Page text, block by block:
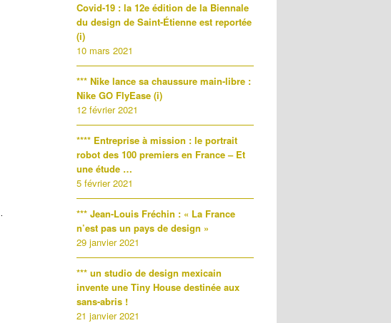
Covid-19 : la 12e édition de la Biennale
du design de Saint-Étienne est reportée
(i)
10 mars 2021
*** Nike lance sa chaussure main-libre :
Nike GO FlyEase (i)
12 février 2021
**** Entreprise à mission : le portrait
robot des 100 premiers en France – Et
une étude …
5 février 2021
*** Jean-Louis Fréchin : « La France
n’est pas un pays de design »
29 janvier 2021
*** un studio de design mexicain
invente une Tiny House destinée aux
sans-abris !
21 janvier 2021